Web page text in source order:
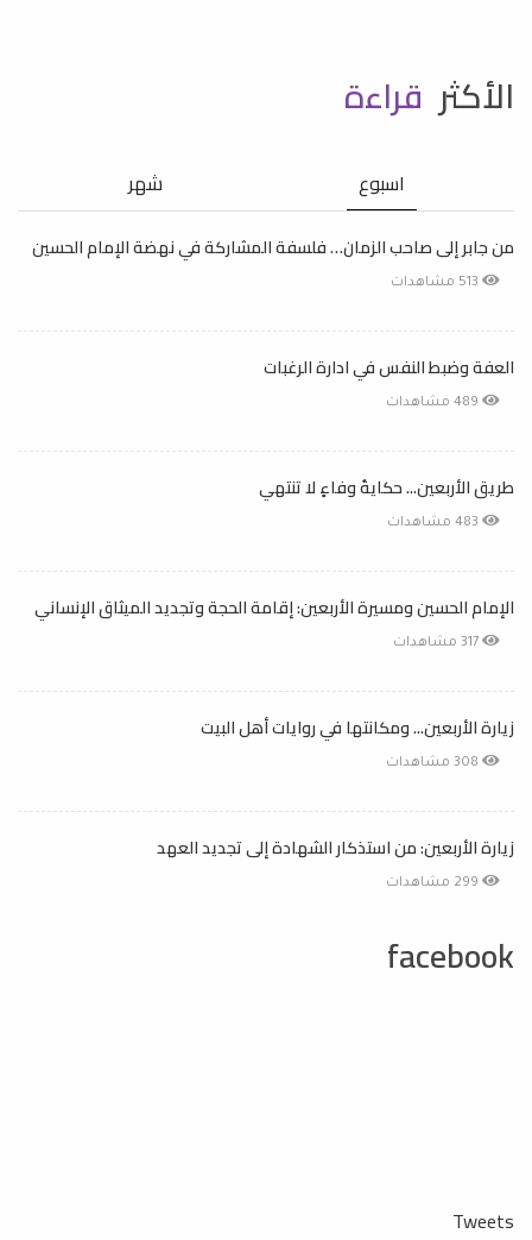
الأكثر قراءة
اسبوع شهر
من جابر إلى صاحب الزمان… فلسفة المشاركة في نهضة الإمام الحسين
العفة وضبط النفس في ادارة الرغبات
طريق الأربعين... حكايةُ وفاءٍ لا تنتهي
الإمام الحسين ومسيرة الأربعين: إقامة الحجة وتجديد الميثاق الإنساني
زيارة الأربعين... ومكانتها في روايات أهل البيت
زيارة الأربعين: من استذكار الشهادة إلى تجديد العهد
facebook
Tweets